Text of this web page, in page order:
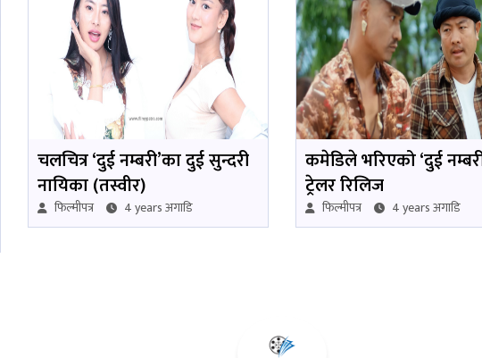
चलचित्र ‘दुई नम्बरी’का दुई सुन्दरी
नायिका (तस्वीर)
फिल्मीपत्र 4 years अगाडि
कमेडिले भरिएको ‘दुई
ट्रेलर रिलिज
फिल्मीपत्र 4 years अगाडि